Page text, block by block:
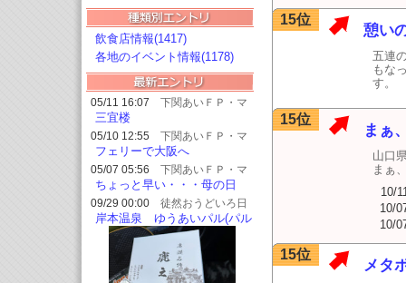
飲食店情報(1417)
各地のイベント情報(1178)
05/11 16:07 下関あいＦＰ・マ
ンション管理士ブログ
三宜楼
05/10 12:55 下関あいＦＰ・マ
ンション管理士ブログ
フェリーで大阪へ
05/07 05:56 下関あいＦＰ・マ
ンション管理士ブログ
ちょっと早い・・・母の日
09/29 00:00 徒然おうどいろ日
記
岸本温泉 ゆうあいパル(パル
プラスオン)
15位
憩い
五連
もな
す。
15位
まぁ
山口
まぁ
10/
10/
10/
15位
メタ